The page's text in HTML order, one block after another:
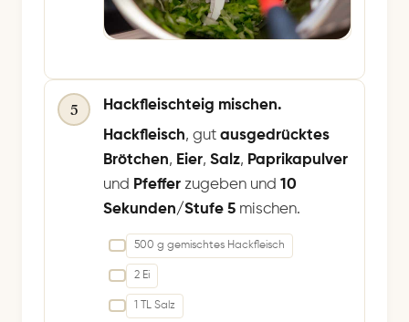
5
Hackfleischteig mischen.
Hackfleisch, gut ausgedrücktes
Brötchen, Eier, Salz, Paprikapulver
und Pfeffer zugeben und 10
Sekunden/Stufe 5 mischen.
500 g gemischtes Hackfleisch
2 Ei
1 TL Salz